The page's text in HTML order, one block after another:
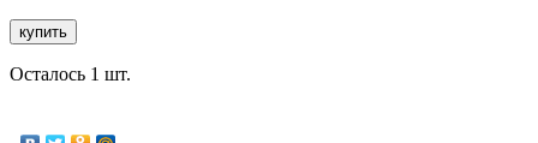
купить
Осталось 1 шт.